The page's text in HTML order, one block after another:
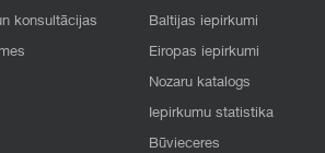
konsultācijas Baltijas iepirkumi
Eiropas iepirkumi
Nozaru katalogs
Iepirkumu statistika
Būvieceres